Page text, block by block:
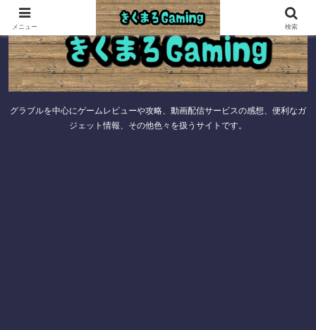
グラブルを中心にゲームレビューや攻略、動画配信サービスの感想、便利なガ
ジェット情報、その他色々を扱うサイトです。
メニュー 検索